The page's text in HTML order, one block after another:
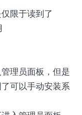
限于读到了
理员面板，但是
可以手动安装系